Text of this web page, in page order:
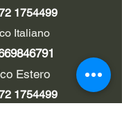
1754499
Italiano
Estero
1754499